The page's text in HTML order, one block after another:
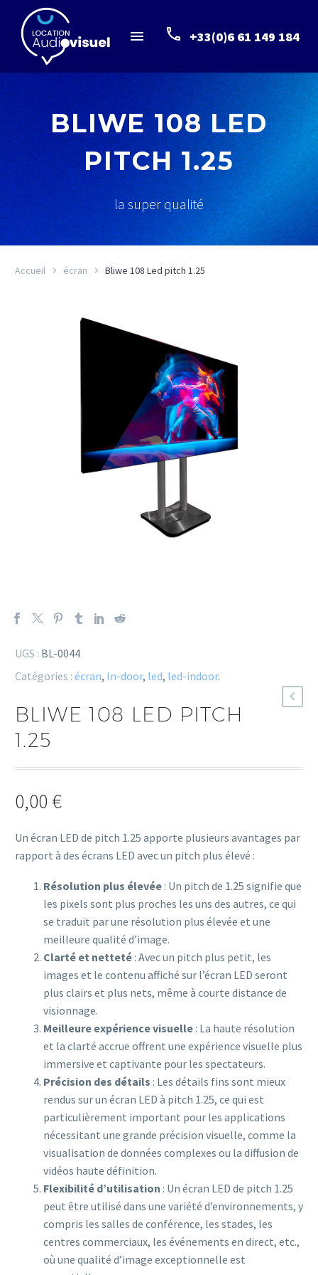
+33(0)6 61 149 184
BLIWE 108 LED
PITCH 1.25
la super qualité
Accueil écran Bliwe 108 Led pitch 1.25
UGS : BL-0044
Catégories : écran, In-door, led, led-indoor.
BLIWE 108 LED PITCH
1.25
0,00 €
Un écran LED de pitch 1.25 apporte plusieurs avantages par
rapport à des écrans LED avec un pitch plus élevé :
Résolution plus élevée : Un pitch de 1.25 signifie que
les pixels sont plus proches les uns des autres, ce qui
se traduit par une résolution plus élevée et une
meilleure qualité d’image.
Clarté et netteté : Avec un pitch plus petit, les
images et le contenu affiché sur l’écran LED seront
plus clairs et plus nets, même à courte distance de
visionnage.
Meilleure expérience visuelle : La haute résolution
et la clarté accrue offrent une expérience visuelle plus
immersive et captivante pour les spectateurs.
Précision des détails : Les détails fins sont mieux
rendus sur un écran LED à pitch 1.25, ce qui est
particulièrement important pour les applications
nécessitant une grande précision visuelle, comme la
visualisation de données complexes ou la diffusion de
vidéos haute définition.
Flexibilité d’utilisation : Un écran LED de pitch 1.25
peut être utilisé dans une variété d’environnements, y
compris les salles de conférence, les stades, les
centres commerciaux, les événements en direct, etc.,
où une qualité d’image exceptionnelle est